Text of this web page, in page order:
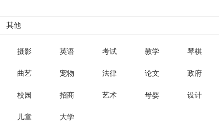
其他
摄影 英语 考试 教学 琴棋
曲艺 宠物 法律 论文 政府
校园 招商 艺术 母婴 设计
儿童 大学